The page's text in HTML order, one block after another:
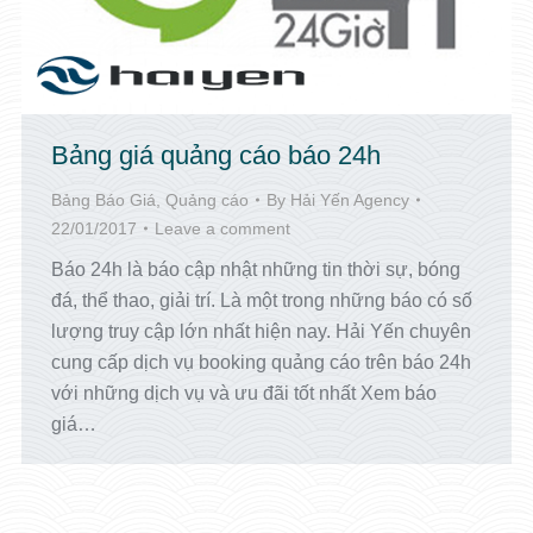
Bảng giá quảng cáo báo 24h
Bảng Báo Giá, Quảng cáo By Hải Yến Agency
22/01/2017
Leave a comment
Báo 24h là báo cập nhật những tin thời sự, bóng
đá, thể thao, giải trí. Là một trong những báo có số
lượng truy cập lớn nhất hiện nay. Hải Yến chuyên
cung cấp dịch vụ booking quảng cáo trên báo 24h
với những dịch vụ và ưu đãi tốt nhất Xem báo
giá…